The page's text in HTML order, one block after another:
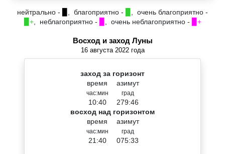
нейтрально - , благоприятно -
, очень благоприятно -
▉+, неблагоприятно - , очень неблагоприятно - ▉+
Восход и заход Луны
16 августа 2022 года
заход за горизонт
время
час:мин
10:40
азимут
град
279:46
восход над горизонтом
время
час:мин
21:40
азимут
град
075:33